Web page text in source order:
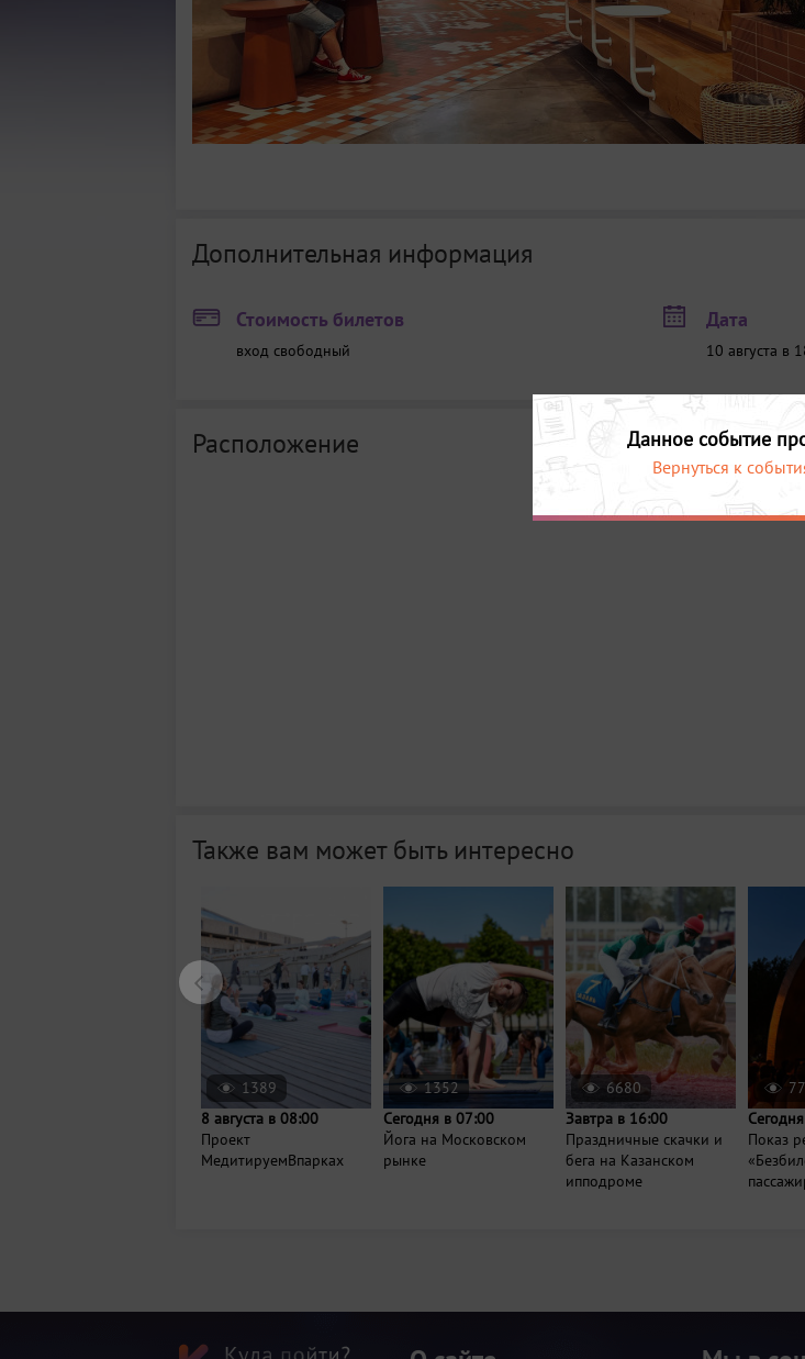
Дополнительная информация
Стоимость билетов
вход свободный
Дата
10 августа в
Расположение
Также вам может быть интересно
1389
8 августа в 08:00
Проект
МедитируемВпарках
1352
Сегодня в 07:00
Йога на Московском
рынке
6680
Завтра в 16:00
Праздничные скачки и
бега на Казанском
ипподроме
77
Показ
Данное событие
Вернуться к